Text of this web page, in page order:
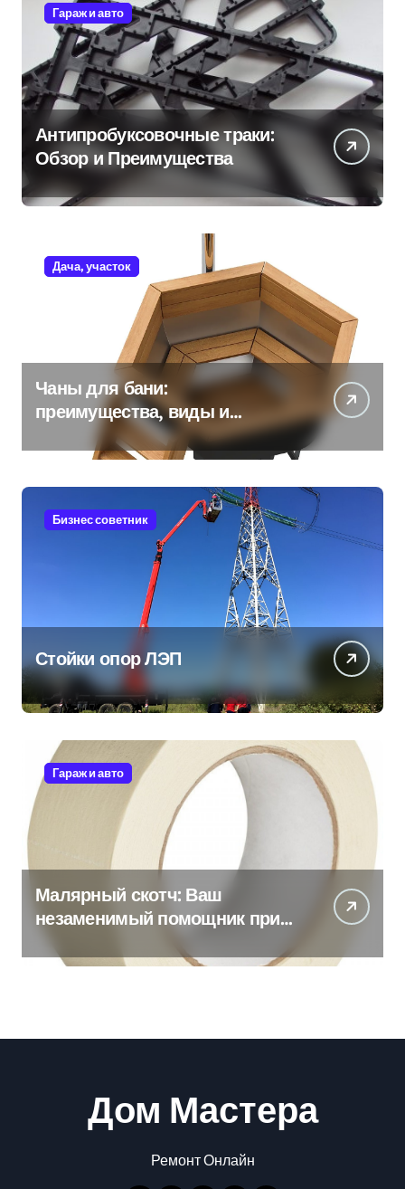
Гараж и авто
Антипробуксовочные траки:
Обзор и Преимущества
Дача, участок
Чаны для бани:
преимущества, виды и
особенности использования
Бизнес советник
Стойки опор ЛЭП
Гараж и авто
Малярный скотч: Ваш
незаменимый помощник при
Дом Мастера
Ремонт Онлайн